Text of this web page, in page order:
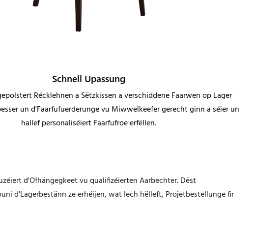
Schnell Upassung
Récklehnen a Sëtzkissen a verschiddene Faarwen op Lager
un d'Faarfufuerderunge vu Miwwelkeefer gerecht ginn a séier un
hallef personaliséiert Faarfufroe erfëllen.
d'Ofhängegkeet vu qualifizéierten Aarbechter. Dëst
d'Lagerbestänn ze erhéijen, wat Iech hëlleft, Projetbestellunge fir